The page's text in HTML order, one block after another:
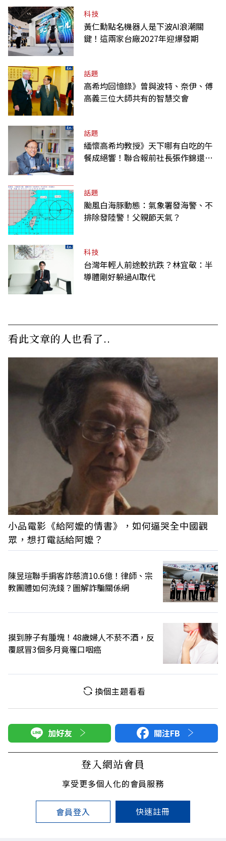
科技
黃仁勳點名機器人是下波AI浪潮關
鍵！這兩家台廠2027年迎爆發期
話題
高希均回憶錄》曾與波特、奈伊、傅
高義三位大師共有的智慧交會
話題
緬懷高希均教授》天下哪有白吃的午
餐成絕響！聯合報前社長張作錦還原
話題
颱風白海豚動態：氣象署發海警、不
排除發陸警！父親節天氣？
科技
台灣年輕人前途較抗跌？林宜敬：半
導體剛好躲過AI取代
看此文章的人也看了..
小品電影《給阿嬤的情書》，如何逼哭全中國觀
眾，想打電話給阿嬤？
陳昱瑄聯手掮客詐慈濟10.6億！律師、宗
教團體如何洗錢？圖解詐騙關係網
摸到脖子有腫塊！48歲婦人不菸不酒，反
覆感冒3個多月竟罹口咽癌
換個主題看看
加好友 關注FB
登入網站會員
享受更多個人化的會員服務
會員登入 快速註冊